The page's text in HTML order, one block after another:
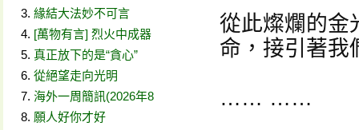
緣結大法妙不可言
[萬物有言] 烈火中成器
真正放下的是“貪心”
從絕望走向光明
海外一周簡訊(2026年8
願人好你才好
從此燦爛的金
命，接引著我
…… ……